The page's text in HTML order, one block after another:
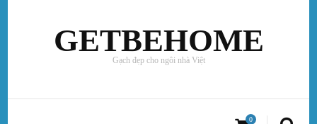
GETBEHOME
Gạch đẹp cho ngôi nhà Việt
0